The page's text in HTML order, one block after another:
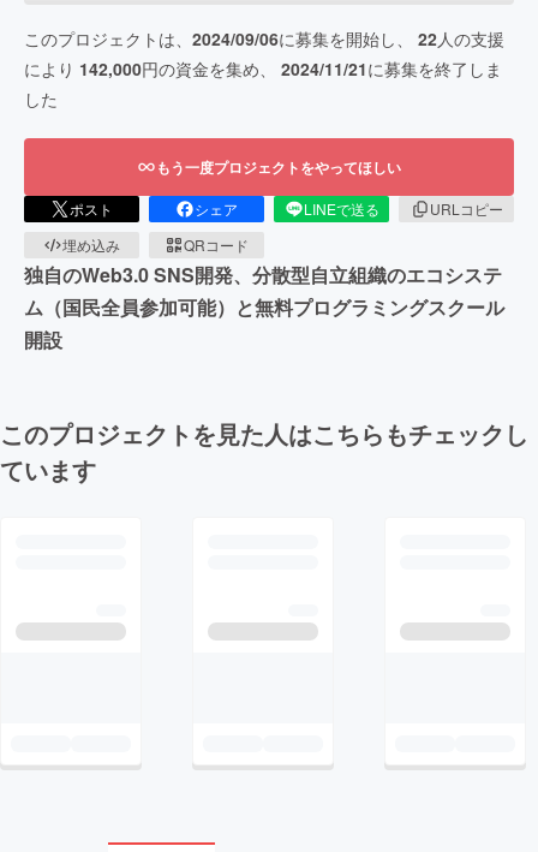
このプロジェクトは、 2024/09/06に募集を開始し、 22人の支援
により 142,000円の資金を集め、 2024/11/21に募集を終了しま
した
もう一度プロジェクトをやってほしい
ポスト シェア LINEで送る
URLコピー
埋め込み
QRコード
独自のWeb3.0 SNS開発、分散型自立組織のエコシステ
ム（国民全員参加可能）と無料プログラミングスクール
開設
このプロジェクトを見た人はこちらもチェックし
ています